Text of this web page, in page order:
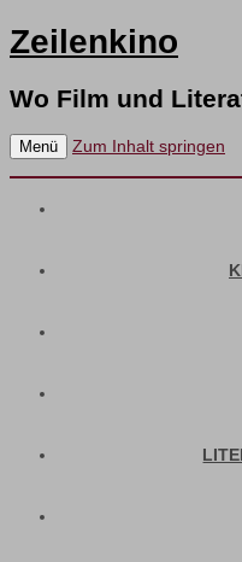
Zeilenkino
Wo Film und
Menü Zum Inhalt springen